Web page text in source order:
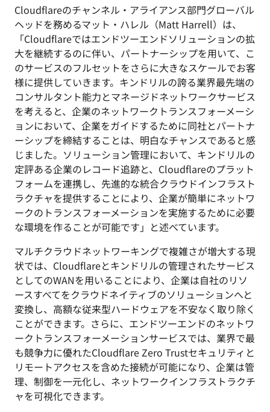
Cloudflareのチャンネル・アライアンス部門グローバル
ヘッドを務めるマット・ハレル（Matt Harrell）は、
「Cloudflareではエンドツーエンドソリューションの拡
大を継続するのに伴い、パートナーシップを用いて、こ
のサービスのフルセットをさらに大きなスケールでお客
様に提供していきます。キンドリルの誇る業界最先端の
コンサルタント能力とマネージドネットワークサービス
を考えると、企業のネットワークトランスフォーメーシ
ョンにおいて、企業をガイドするために同社とパートナ
ーシップを締結することは、明白なチャンスであると感
じました。ソリューション管理において、キンドリルの
定評ある企業のレコード追跡と、Cloudflareのプラット
フォームを連携し、先進的な統合クラウドインフラスト
ラクチャを提供することにより、企業が簡単にネットワ
ークのトランスフォーメーションを実施するために必要
な環境を作ることが可能です」と述べています。
マルチクラウドネットワーキングで複雑さが増大する現
状では、Cloudflareとキンドリルの管理されたサービス
としてのWANを用いることにより、企業は自社のリソ
ースすべてをクラウドネイティブのソリューションへと
変換し、高額な従来型ハードウェアを不安なく取り除く
ことができます。さらに、エンドツーエンドのネットワ
ークトランスフォーメーションサービスでは、業界で最
も競争力に優れたCloudflare Zero Trustセキュリティと
リモートアクセスを含めた接続が可能になり、企業は管
理、制御を一元化し、ネットワークインフラストラクチ
ャを可視化できます。